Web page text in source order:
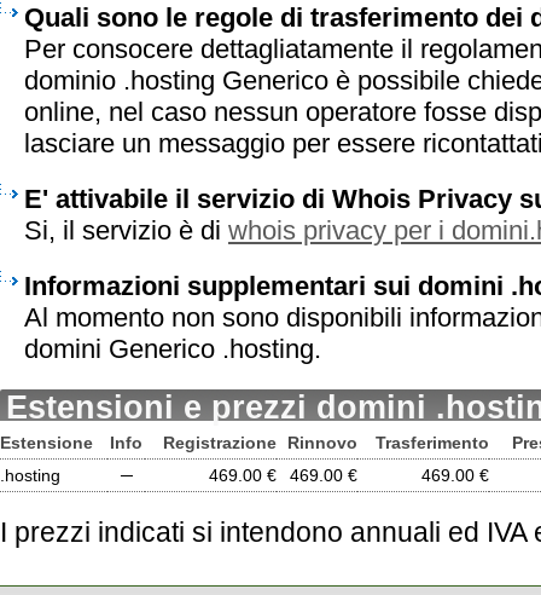
Quali sono le regole di trasferimento dei
Per consocere dettagliatamente il
dominio .hosting Generico è possibile
online, nel caso nessun operatore fosse
lasciare un messaggio per essere
E' attivabile il servizio di Whois Privacy
Si, il servizio è di whois privacy per i
Informazioni supplementari sui domini
Al momento non sono disponibili
domini Generico .hosting.
Estensioni e prezzi domini
Estensione Info Registrazione Rinnovo Trasferimento
.hosting
─ 469.00 € 469.00 € 469.00 €
I prezzi indicati si intendono annuali ed IVA